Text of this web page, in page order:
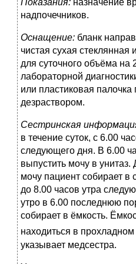
Показания: назначение
надпочечников.
Оснащение: бланк
чистая сухая стеклянная
для суточного объёма на
лабораторной
или пластиковая палочка
дезраствором.
Сестринская
в течение суток, с 6.00
следующего дня. В 6.00
выпустить мочу в
мочу пациент собирает в
до 8.00 часов утра
утро в 6.00 последнюю
собирает в ёмкость.
находиться в
указывает медсестра.